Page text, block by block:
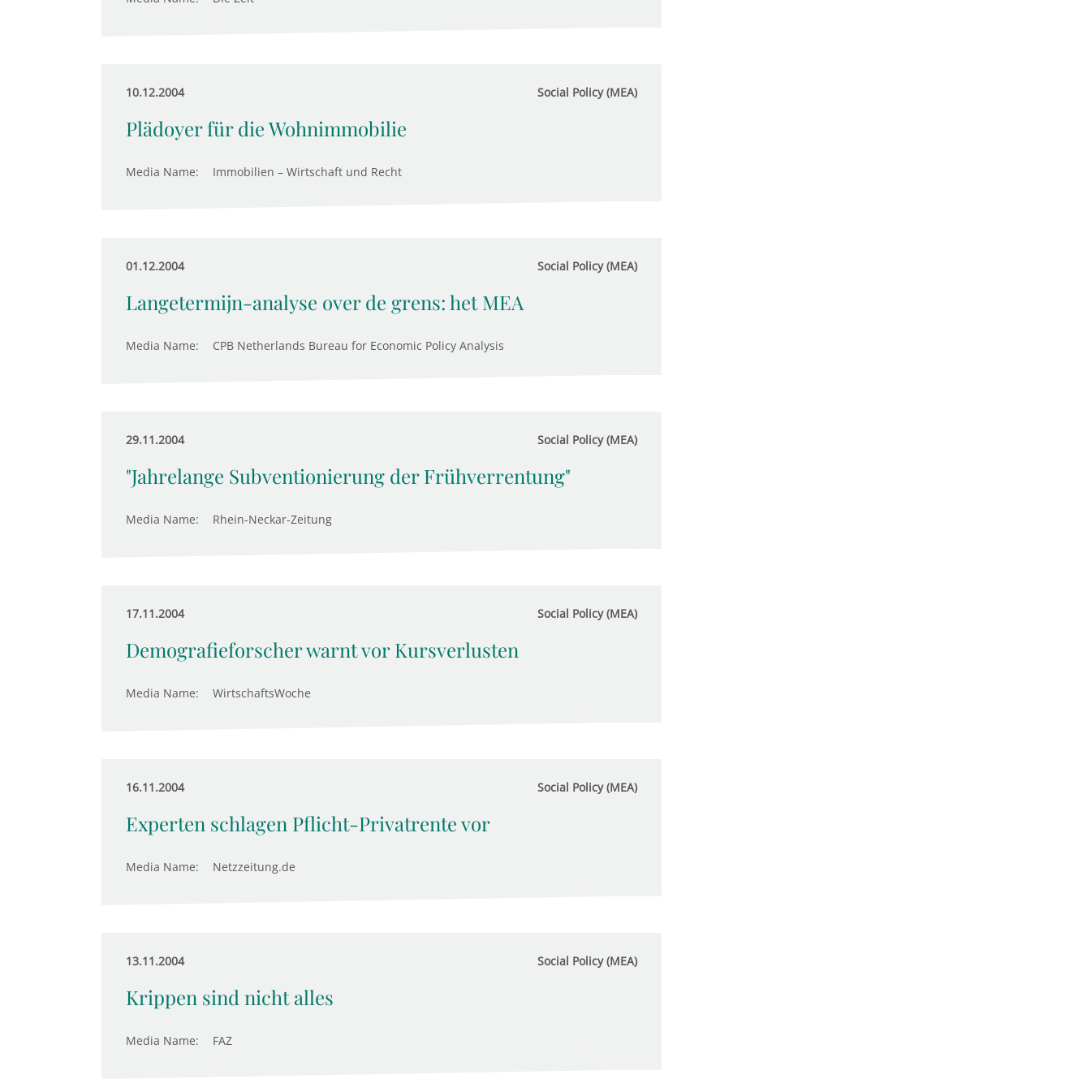
10.12.2004 Social Policy (MEA)
Plädoyer für die Wohnimmobilie
Media Name: Immobilien – Wirtschaft und Recht
01.12.2004 Social Policy (MEA)
Langetermijn-analyse over de grens: het MEA
Media Name: CPB Netherlands Bureau for Economic Policy Analysis
29.11.2004 Social Policy (MEA)
"Jahrelange Subventionierung der Frühverrentung"
Media Name: Rhein-Neckar-Zeitung
17.11.2004 Social Policy (MEA)
Demografieforscher warnt vor Kursverlusten
Media Name: WirtschaftsWoche
16.11.2004 Social Policy (MEA)
Experten schlagen Pflicht-Privatrente vor
Media Name: Netzzeitung.de
13.11.2004 Social Policy (MEA)
Krippen sind nicht alles
Media Name: FAZ